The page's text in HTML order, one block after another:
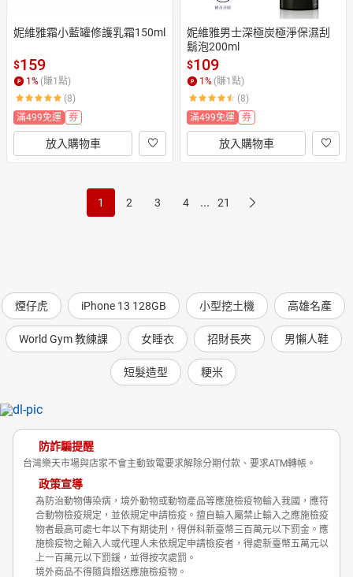
妮維雅霜小藍罐修護乳霜150ml
$159
1 % (賺1 點)
(8)
滿499免運
券
放入購物車
妮維雅男士深極炭極淨保濕刮
鬍泡200ml
$109
1 % (賺1 點)
(8)
滿499免運
券
放入購物車
1 2 3 4 ... 21
煙仔虎 iPhone 13 128GB 小型挖土機 高雄名產
World Gym 教練課 女睡衣 招財長夾 男懶人鞋
短髮造型 粳米
防詐騙提醒
台灣樂天市場與店家不會主動致電要求解除分期付款、要求ATM轉帳。
政策宣導
為防治動物傳染病，境外動物或動物產品等應施檢疫物輸入我國，應符
合動物檢疫規定，並依規定申請檢疫。擅自輸入屬禁止輸入之應施檢疫
物者最高可處七年以下有期徒刑，得併科新臺幣三百萬元以下罰金。應
施檢疫物之輸入人或代理人未依規定申請檢疫者，得處新臺幣五萬元以
上一百萬元以下罰鍰，並得按次處罰。
境外商品不得隨貨贈送應施檢疫物。